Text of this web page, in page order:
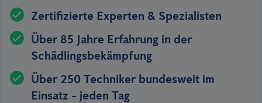
Zertifizierte Experten & Spezialisten
Über 85 Jahre Erfahrung in der
Schädlingsbekämpfung
Über 250 Techniker bundesweit im
Einsatz - jeden Tag